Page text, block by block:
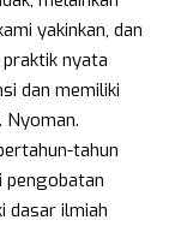
yakinkan, dan
nyata
dan memiliki
Nyoman.
tahun
pengobatan
dasar ilmiah